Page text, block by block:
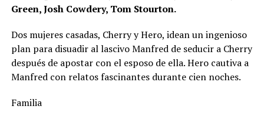
Green, Josh Cowdery, Tom Stourton.
Dos mujeres casadas, Cherry y Hero, idean un ingenioso
plan para disuadir al lascivo Manfred de seducir a Cherry
después de apostar con el esposo de ella. Hero cautiva a
Manfred con relatos fascinantes durante cien noches.
Familia